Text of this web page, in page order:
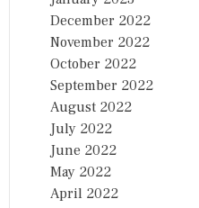
December 2022
November 2022
October 2022
September 2022
August 2022
July 2022
June 2022
May 2022
April 2022